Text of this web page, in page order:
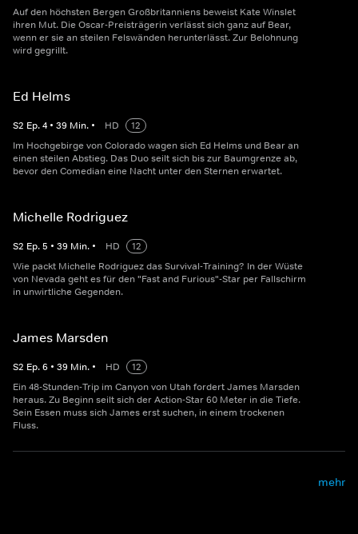
Auf den höchsten Bergen Großbritanniens beweist Kate Winslet
ihren Mut. Die Oscar-Preisträgerin verlässt sich ganz auf Bear,
wenn er sie an steilen Felswänden herunterlässt. Zur Belohnung
wird gegrillt.
Ed Helms
S2 Ep.4 • 39 Min. • HD
12
Im Hochgebirge von Colorado wagen sich Ed Helms und Bear an
einen steilen Abstieg. Das Duo seilt sich bis zur Baumgrenze ab,
bevor den Comedian eine Nacht unter den Sternen erwartet.
Michelle Rodriguez
S2 Ep.5 • 39 Min. • HD
12
Wie packt Michelle Rodriguez das Survival-Training? In der Wüste
von Nevada geht es für den "Fast and Furious"-Star per Fallschirm
in unwirtliche Gegenden.
James Marsden
S2 Ep.6 • 39 Min. • HD
12
Ein 48-Stunden-Trip im Canyon von Utah fordert James Marsden
heraus. Zu Beginn seilt sich der Action-Star 60 Meter in die Tiefe.
Sein Essen muss sich James erst suchen, in einem trockenen
Fluss.
mehr